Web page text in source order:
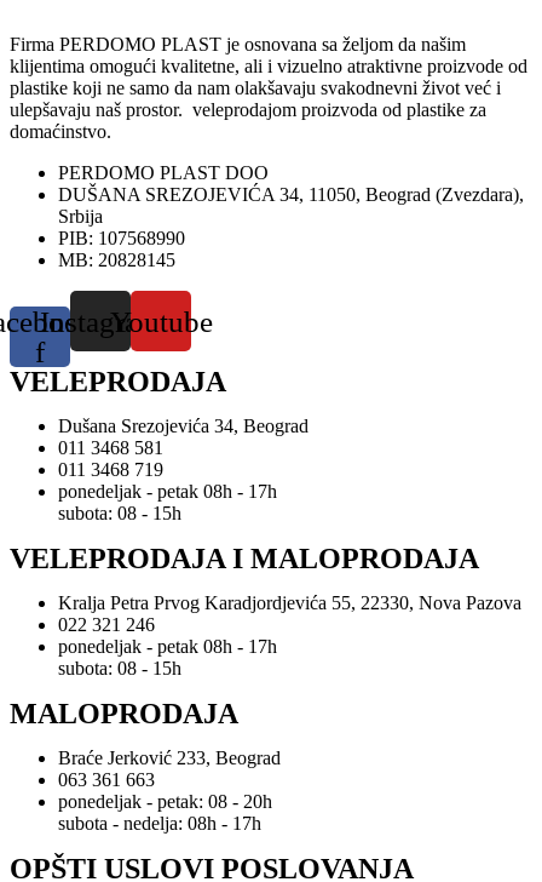
Firma PERDOMO PLAST je osnovana sa željom da našim
klijentima omogući kvalitetne, ali i vizuelno atraktivne proizvode od
plastike koji ne samo da nam olakšavaju svakodnevni život već i
ulepšavaju naš prostor. veleprodajom proizvoda od plastike za
domaćinstvo.
PERDOMO PLAST DOO
DUŠANA SREZOJEVIĆA 34, 11050, Beograd (Zvezdara),
Srbija
PIB: 107568990
MB: 20828145
f
InstagramYoutube
VELEPRODAJA
Dušana Srezojevića 34, Beograd
011 3468 581
011 3468 719
ponedeljak - petak 08h - 17h
subota: 08 - 15h
VELEPRODAJA I MALOPRODAJA
Kralja Petra Prvog Karadjordjevića 55, 22330, Nova Pazova
022 321 246
ponedeljak - petak 08h - 17h
subota: 08 - 15h
MALOPRODAJA
Braće Jerković 233, Beograd
063 361 663
ponedeljak - petak: 08 - 20h
subota - nedelja: 08h - 17h
OPŠTI USLOVI POSLOVANJA